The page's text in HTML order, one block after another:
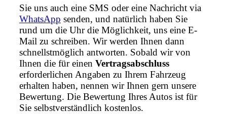
Sie uns auch eine SMS oder eine Nachricht via
WhatsApp senden, und natürlich haben Sie
rund um die Uhr die Möglichkeit, uns eine E-
Mail zu schreiben. Wir werden Ihnen dann
schnellstmöglich antworten. Sobald wir von
Ihnen die für einen Vertragsabschluss
erforderlichen Angaben zu Ihrem Fahrzeug
erhalten haben, nennen wir Ihnen gern unsere
Bewertung. Die Bewertung Ihres Autos ist für
Sie selbstverständlich kostenlos.